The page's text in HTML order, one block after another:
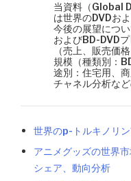
当資料（Global
は世界のDVDお
今後の展望につ
およびBD-DVD
（売上、販売価
規模（種類別：
途別：住宅用、
チャネル分析な
世界のp-トルキノリ
アニメグッズの世界
シェア、動向分析